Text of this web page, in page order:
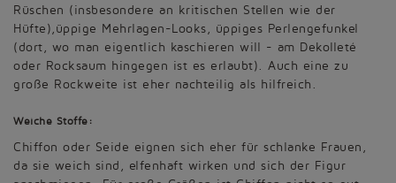
Rüschen (insbesondere an kritischen Stellen wie der
Hüfte),üppige Mehrlagen-Looks, üppiges Perlengefunkel
(dort, wo man eigentlich kaschieren will - am Dekolleté
oder Rocksaum hingegen ist es erlaubt). Auch eine zu
große Rockweite ist eher nachteilig als hilfreich.
Weiche Stoffe:
Chiffon oder Seide eignen sich eher für schlanke Frauen,
da sie weich sind, elfenhaft wirken und sich der Figur